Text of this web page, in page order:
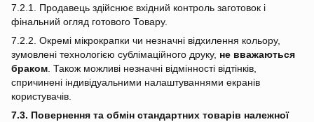
7.2.1. Продавець здійснює вхідний контроль заготовок і
фінальний огляд готового Товару.
7.2.2. Окремі мікрокрапки чи незначні відхилення кольору,
зумовлені технологією сублімаційного друку, не вважаються
браком . Також можливі незначні відмінності відтінків,
спричинені індивідуальними налаштуваннями екранів
користувачів.
7.3. Повернення та обмін стандартних товарів належної